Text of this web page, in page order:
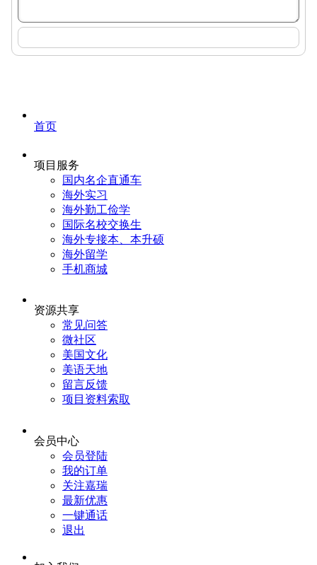
首页
项目服务
国内名企直通车
海外实习
海外勤工俭学
国际名校交换生
海外专接本、本升硕
海外留学
手机商城
资源共享
常见问答
微社区
美国文化
美语天地
留言反馈
项目资料索取
会员中心
会员登陆
我的订单
关注嘉瑞
最新优惠
一键通话
退出